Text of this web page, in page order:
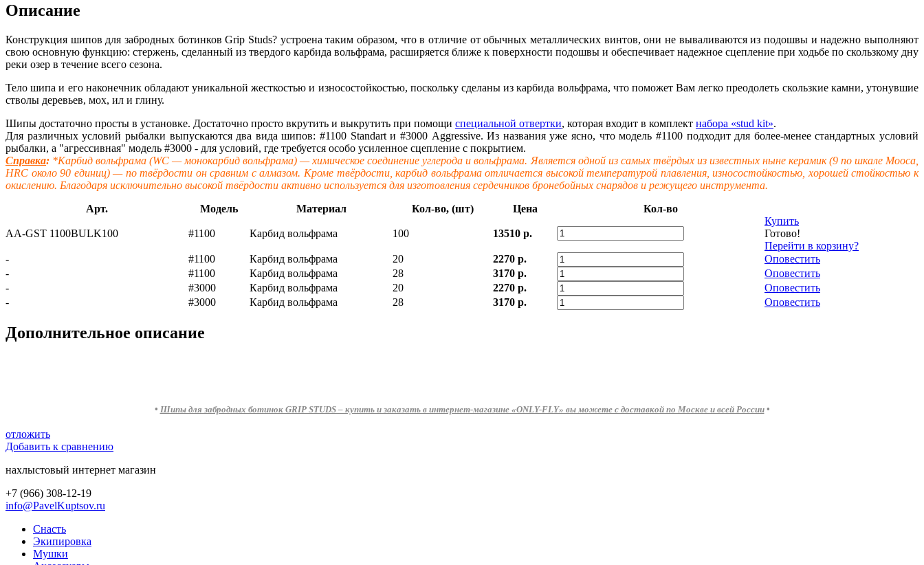
Описание
Конструкция шипов для забродных ботинков Grip Studs? устроена таким образом, что в отличие от обычных металлических винтов, они не вываливаются из подошвы и надежно выполняют
свою основную функцию: стержень, сделанный из твердого карбида вольфрама, расширяется ближе к поверхности подошвы и обеспечивает надежное сцепление при ходьбе по скользкому дну
реки озер в течение всего сезона.
Тело шипа и его наконечник обладают уникальной жесткостью и износостойкостью, поскольку сделаны из карбида вольфрама, что поможет Вам легко преодолеть скользкие камни, утонувшие
стволы деревьев, мох, ил и глину.
Шипы достаточно просты в установке. Достаточно просто вкрутить и выкрутить при помощи специальной отвертки, которая входит в комплект набора «stud kit».
Для различных условий рыбалки выпускаются два вида шипов: #1100 Standart и #3000 Aggressive. Из названия уже ясно, что модель #1100 подходит для более-менее стандартных условий
рыбалки, а "агрессивная" модель #3000 - для условий, где требуется особо усиленное сцепление с покрытием.
Справка: *Карбид вольфрама (WC — монокарбид вольфрама) — химическое соединение углерода и вольфрама. Является одной из самых твёрдых из известных ныне керамик (9 по шкале Мооса,
HRC около 90 единиц) — по твёрдости он сравним с алмазом. Кроме твёрдости, карбид вольфрама отличается высокой температурой плавления, износостойкостью, хорошей стойкостью к
окислению. Благодаря исключительно высокой твёрдости активно используется для изготовления сердечников бронебойных снарядов и режущего инструмента.
Арт.
Модель Материал Кол-во, (шт) Цена Кол-во
AA-GST 1100BULK100 #1100 Карбид вольфрама 100 13510 р.
Купить
Готово!
Перейти в корзину?
-
#1100 Карбид вольфрама 20 2270 р.
Оповестить
-
#1100 Карбид вольфрама 28 3170 р.
Оповестить
-
#3000 Карбид вольфрама 20 2270 р.
Оповестить
-
#3000 Карбид вольфрама 28 3170 р. Оповестить
Дополнительное описание
• Шипы для забродных ботинок GRIP STUDS – купить и заказать в интернет-магазине «ONLY-FLY» вы можете с доставкой по Москве и всей России•
отложить
Добавить к сравнению
нахлыстовый интернет магазин
+7 (966) 308-12-19
info@PavelKuptsov.ru
Снасть
Экипировка
Мушки